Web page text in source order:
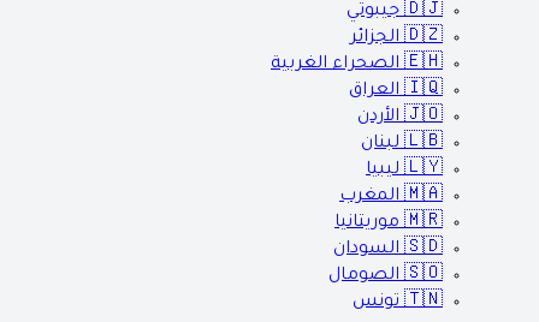
🇩🇯 جيبوتي
🇩🇿 الجزائر
🇪🇭 الصحراء الغربية
🇮🇶 العراق
🇯🇴 الأردن
🇱🇧 لبنان
🇱🇾 ليبيا
🇲🇦 المغرب
🇲🇷 موريتانيا
🇸🇩 السودان
🇸🇴 الصومال
🇹🇳 تونس